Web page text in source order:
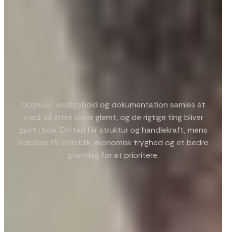
Opgaver, vedligehold og dokumentation samles ét
sted, så intet bliver glemt, og de rigtige ting bliver
gjort i tide. Driften får struktur og handlekraft, mens
ledelsen får overblik, økonomisk tryghed og et bedre
grundlag for at prioritere.